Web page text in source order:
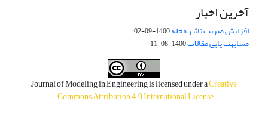
آخرین اخبار
افزایش ضریب تاثیر مجله1400-09-02
مشابهت یابی مقالات1400-08-11
Journal of Modeling in Engineering is licensed under aCreative
Commons Attribution 4.0 International License
.